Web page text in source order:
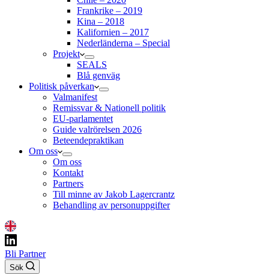
Frankrike – 2019
Kina – 2018
Kalifornien – 2017
Nederländerna – Special
Projekt
SEALS
Blå genväg
Politisk påverkan
Valmanifest
Remissvar & Nationell politik
EU-parlamentet
Guide valrörelsen 2026
Beteendepraktikan
Om oss
Om oss
Kontakt
Partners
Till minne av Jakob Lagercrantz
Behandling av personuppgifter
Bli Partner
Sök